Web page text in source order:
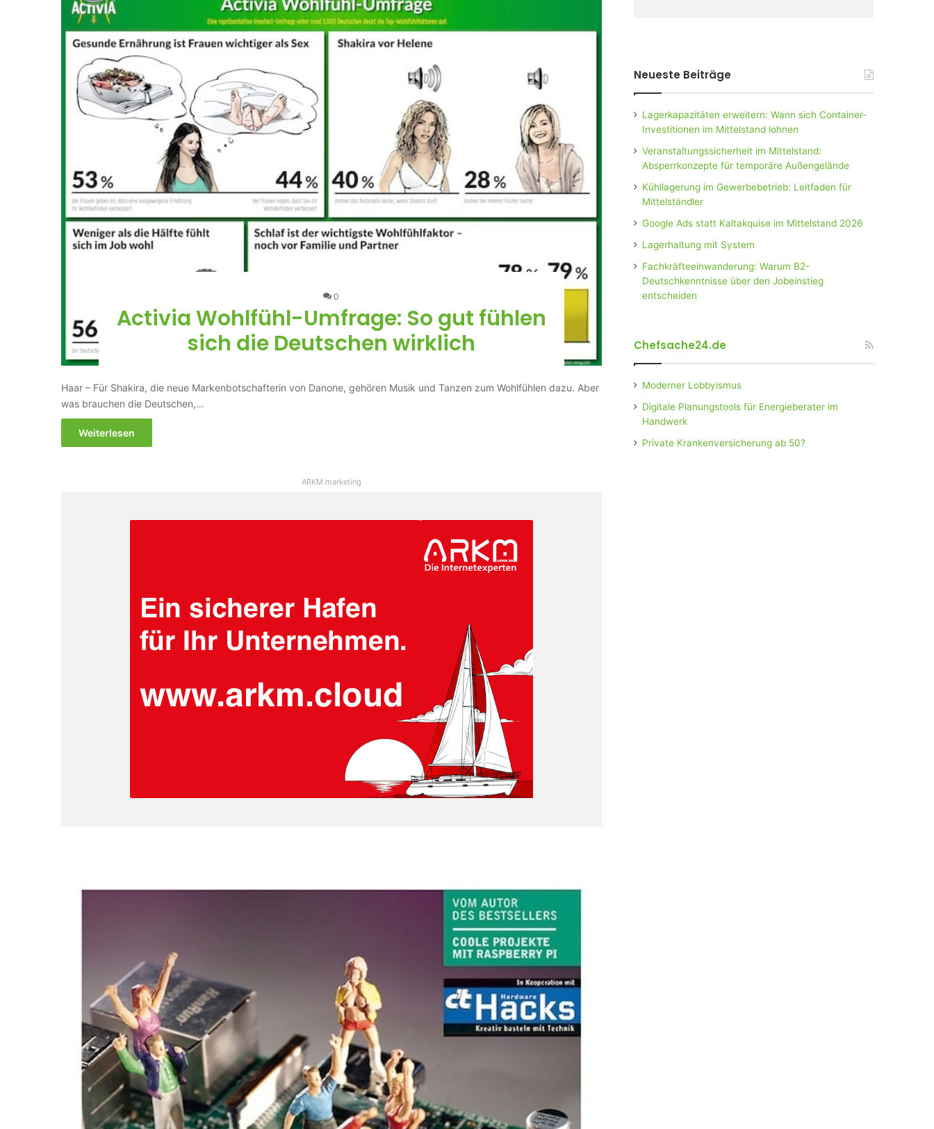
0
Activia Wohlfühl-Umfrage: So gut fühlen
sich die Deutschen wirklich
Haar – Für Shakira, die neue Markenbotschafterin von Danone, gehören Musik und Tanzen zum Wohlfühlen dazu. Aber
was brauchen die Deutschen,…
Weiterlesen
ARKM.marketing
Neueste Beiträge
Lagerkapazitäten erweitern: Wann sich Container-
Investitionen im Mittelstand lohnen
Veranstaltungssicherheit im Mittelstand:
Absperrkonzepte für temporäre Außengelände
Kühllagerung im Gewerbebetrieb: Leitfaden für
Mittelständler
Google Ads statt Kaltakquise im Mittelstand 2026
Lagerhaltung mit System
Fachkräfteeinwanderung: Warum B2-
Deutschkenntnisse über den Jobeinstieg
entscheiden
Chefsache24.de
Moderner Lobbyismus
Digitale Planungstools für Energieberater im
Handwerk
Private Krankenversicherung ab 50?